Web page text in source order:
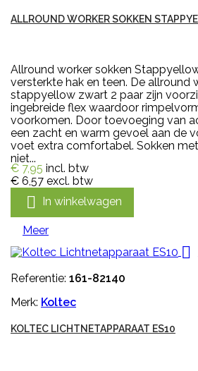
ALLROUND WORKER SOKKEN
Allround worker sokken
versterkte hak en teen. De allround
stappyellow zwart 2 paar zijn
ingebreide flex waardoor
voorkomen. Door toevoeging van
een zacht en warm gevoel aan de
voet extra comfortabel. Sokken
niet...
€ 7,95 incl. btw
€ 6,57 excl. btw
 In winkelwagen
Meer

Referentie: 161-82140
Merk: Koltec
KOLTEC LICHTNETAPPARAAT ES10